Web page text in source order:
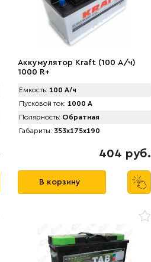
Аккумулятор Kraft (100 А/ч)
1000 R+
Емкость: 100 А/ч
Пусковой ток: 1000 А
Полярность: Обратная
Габариты: 353x175x190
404 руб.
В корзину